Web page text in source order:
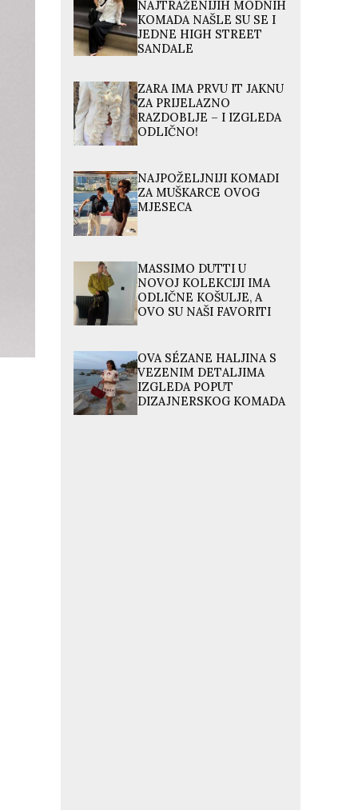
NAJTRAŽENIJIH MODNIH
KOMADA NAŠLE SU SE I
JEDNE HIGH STREET
SANDALE
ZARA IMA PRVU IT JAKNU
ZA PRIJELAZNO
RAZDOBLJE – I IZGLEDA
ODLIČNO!
NAJPOŽELJNIJI KOMADI
ZA MUŠKARCE OVOG
MJESECA
MASSIMO DUTTI U
NOVOJ KOLEKCIJI IMA
ODLIČNE KOŠULJE, A
OVO SU NAŠI FAVORITI
OVA SÉZANE HALJINA S
VEZENIM DETALJIMA
IZGLEDA POPUT
DIZAJNERSKOG KOMADA